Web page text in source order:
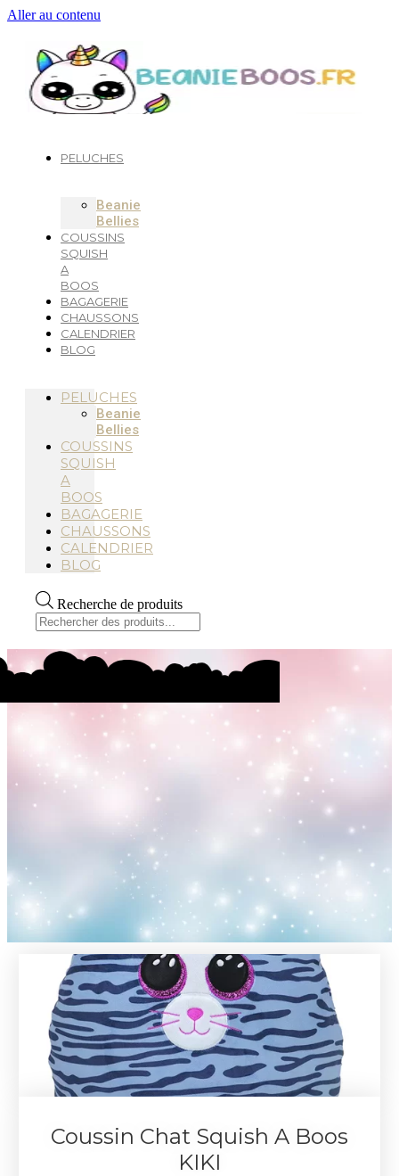
Aller au contenu
PELUCHES
Beanie
Bellies
COUSSINS
SQUISH
A
BOOS
BAGAGERIE
CHAUSSONS
CALENDRIER
BLOG
PELUCHES
Beanie
Bellies
COUSSINS
SQUISH
A
BOOS
BAGAGERIE
CHAUSSONS
CALENDRIER
BLOG
Recherche de produits
Coussin Chat Squish A Boos
KIKI